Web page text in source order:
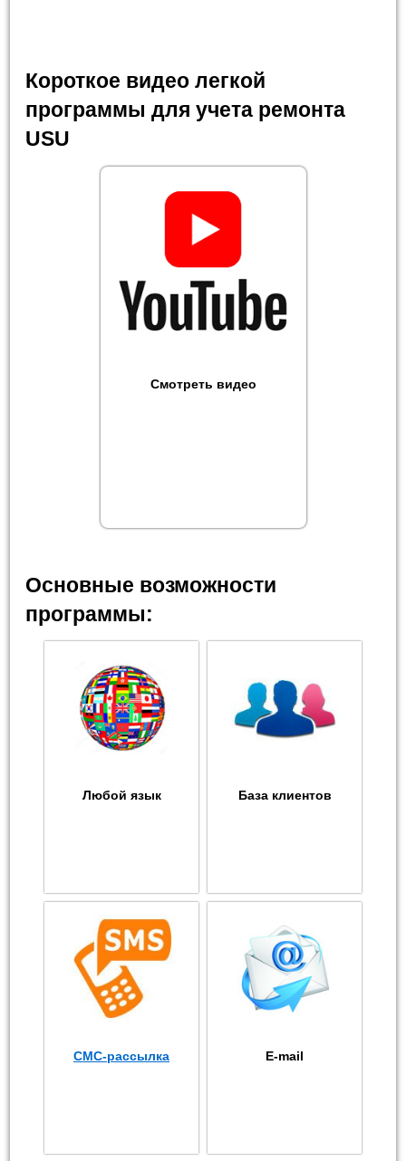
Короткое видео легкой
программы для учета ремонта
USU
Смотреть видео
Основные возможности
программы:
Любой язык База клиентов
СМС-рассылка E-mail